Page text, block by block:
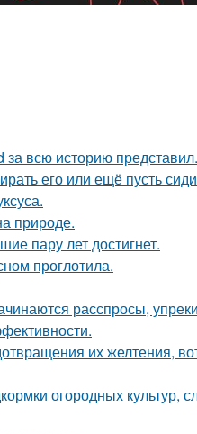
всю историю представил.
его или ещё пусть
природе.
пару лет достигнет.
проглотила.
расспросы,
их желтения,
огородных культур,